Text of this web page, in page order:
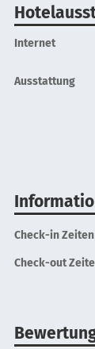
Internet
Ausstattung
Check-in Zeiten
Check-out